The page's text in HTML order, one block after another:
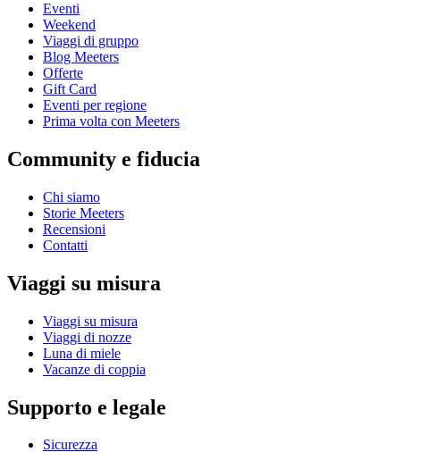
Eventi
Weekend
Viaggi di gruppo
Blog Meeters
Offerte
Gift Card
Eventi per regione
Prima volta con Meeters
Community e fiducia
Chi siamo
Storie Meeters
Recensioni
Contatti
Viaggi su misura
Viaggi su misura
Viaggi di nozze
Luna di miele
Vacanze di coppia
Supporto e legale
Sicurezza